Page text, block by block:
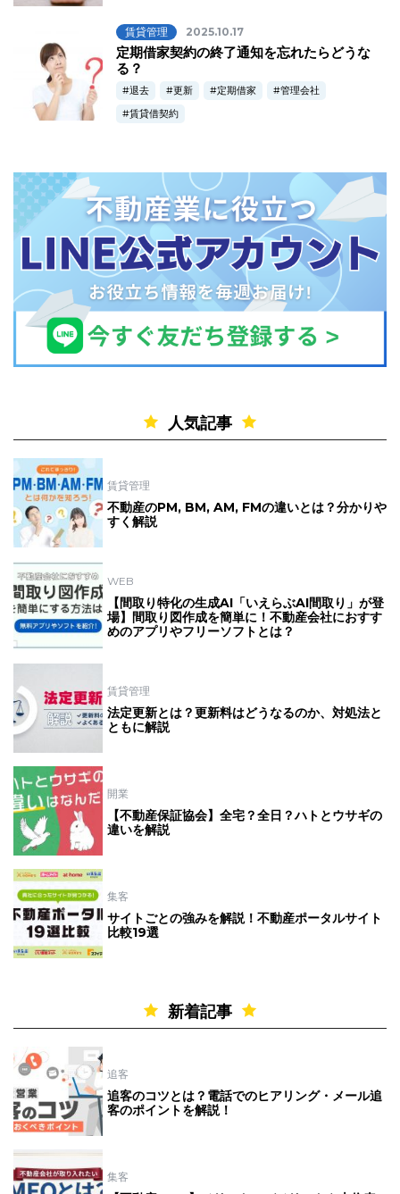
賃貸管理 2025.10.17
定期借家契約の終了通知を忘れたらどうな
る？
退去 更新 定期借家
管理会社
賃貸借契約
人気記事
賃貸管理
不動産のPM, BM, AM, FMの違いとは？分かりや
すく解説
WEB
【間取り特化の生成AI「いえらぶAI間取り」が登
場】間取り図作成を簡単に！不動産会社におすす
めのアプリやフリーソフトとは？
賃貸管理
法定更新とは？更新料はどうなるのか、対処法と
ともに解説
開業
【不動産保証協会】全宅？全日？ハトとウサギの
違いを解説
集客
サイトごとの強みを解説！不動産ポータルサイト
比較19選
新着記事
追客
追客のコツとは？電話でのヒアリング・メール追
客のポイントを解説！
集客